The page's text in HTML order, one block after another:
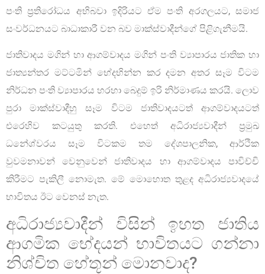
පංති ප්‍රතිරෝධය අභිබවා ඉදිරියට ඒම පංති අරගලයට, සමාජ
සංවර්ධනයට බාධාකාරී වන බව මාක්ස්වාදීන්ගේ පිළිගැනීමයි.
ජාතිවාදය මගින් හා ආගම්වාදය මගින් පංති ව්‍යාපාරය ජාතික හා
ජාත්‍යන්තර මට්ටමින් භේදභින්න කර දමන අතර සෑම විටම
නිර්ධන පංති ව්‍යාපාරය හරහා බෙදුම් ඉරි නිර්මාණය කරයි. ලොව
පුරා මාක්ස්වාදීහු සෑම විටම ජාතිවාදයටත් ආගම්වාදයටත්
එරෙහිව කටයුතු කරති. එහෙත් අධිරාජ්‍යවාදීන් ප්‍රමුඛ
ධනේශ්වරය සෑම විටකම තම දේශපාලනික, ආර්ථික
වුවමනාවන් වෙනුවෙන් ජාතිවාදය හා ආගම්වාදය පාවිච්චි
කිරීමට පැකිලී නොමැත. මේ මොහොත තුළද අධිරාජ්‍යවාදයේ
භාවිතය ඊට වෙනස් නැත.
අධිරාජ්‍යවාදීන් විසින් ඉහත ජාතිය
ආගමික භේදයන් භාවිතයට ගන්නා
නිශ්චිත හේතූන් මොනවාද?